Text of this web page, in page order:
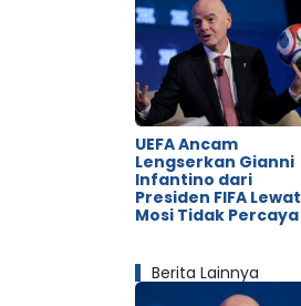
UEFA Ancam
Lengserkan Gianni
Infantino dari
Presiden FIFA Lewat
Mosi Tidak Percaya
Berita Lainnya